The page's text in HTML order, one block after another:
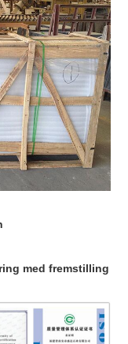
med fremstilling